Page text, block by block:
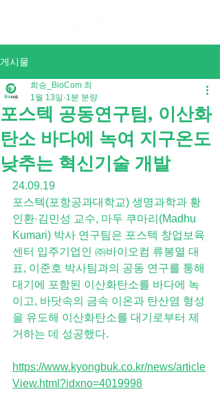
게시물
포스텍 공동연구팀, 이산화
탄소 바다에 녹여 지구온도
낮추는 혁신기술 개발
희승_BioCom 최
1월 13일 1분 분량
24.09.19
포스텍(포항공과대학교) 생명과학과 황
인환·김민성 교수, 마두 쿠마리(Madhu
Kumari) 박사 연구팀은 포스텍 창업보육
센터 입주기업인 ㈜바이오컴 류봉열 대
표, 이준호 박사팀과의 공동 연구를 통해
대기에 포함된 이산화탄소를 바다에 녹
이고, 바닷속의 금속 이온과 탄산염 형성
을 유도해 이산화탄소를 대기로부터 제
거하는 데 성공했다.
https://www.kyongbuk.co.kr/news/article
View.html?idxno=4019998